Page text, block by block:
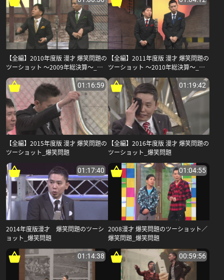
【全編】2010年度版 漫才 爆笑問題の
ツーショット 〜2009年総決算〜_爆
笑問題
【全編】2011年度版 漫才 爆笑問題の
ツーショット 〜2010年総決算〜_爆
笑問題
01:16:59
【全編】2015年度版 漫才 爆笑問題の
ツーショット_爆笑問題
01:19:42
【全編】2016年度版 漫才 爆笑問題の
ツーショット_爆笑問題
01:17:40
2014年度版漫才 爆笑問題のツーシ
ョット_爆笑問題
01:04:55
2008漫才 爆笑問題のツーショット／
爆笑問題_爆笑問題
01:14:38 00:59:56